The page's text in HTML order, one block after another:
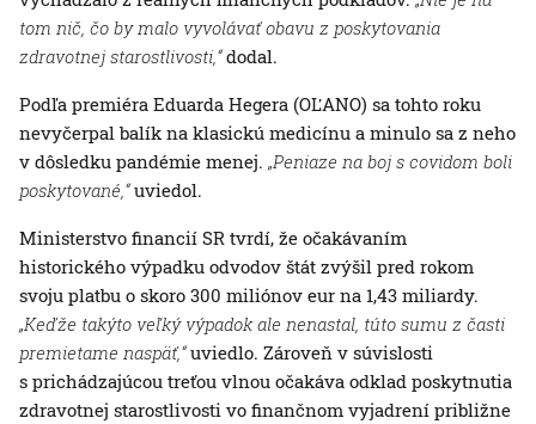
tom nič, čo by malo vyvolávať obavu z poskytovania
zdravotnej starostlivosti,“dodal.
Podľa premiéra Eduarda Hegera (OĽANO) sa tohto roku
nevyčerpal balík na klasickú medicínu a minulo sa z neho
v dôsledku pandémie menej. „Peniaze na boj s covidom boli
poskytované,“uviedol.
Ministerstvo financií SR tvrdí, že očakávaním
historického výpadku odvodov štát zvýšil pred rokom
svoju platbu o skoro 300 miliónov eur na 1,43 miliardy.
„Keďže takýto veľký výpadok ale nenastal, túto sumu z časti
premietame naspäť,“uviedlo. Zároveň v súvislosti
s prichádzajúcou treťou vlnou očakáva odklad poskytnutia
zdravotnej starostlivosti vo finančnom vyjadrení približne